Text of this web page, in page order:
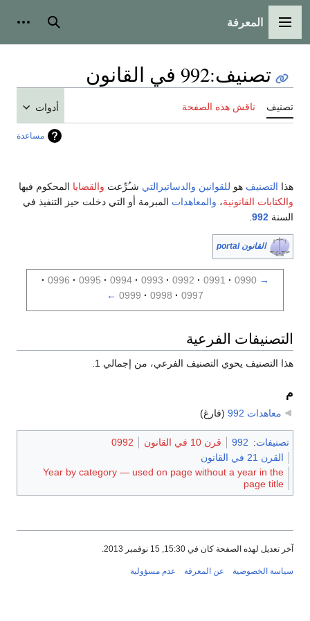
القائمة الرئيسية
المعرفة بحث
تصنيف:992 في القانون
تصنيف ناقش هذه الصفحة أدوات
مساعدة
هذا التصنيف هو للقوانين والدساتيرالتي شـُرِّعت والقضايا المحكوم فيها
والكتابات القانونية، والمعاهدات المبرمة أو التي دخلت حيز التنفيذ في
السنة 992
القانون portal
→
0990
0991
0992
0993
0994
0995
0996
0997
0998
0999
←
التصنيفات الفرعية
هذا التصنيف يحوي التصنيف الفرعي، من إجمالي 1.
م
معاهدات 992 (فارغ)
تصنيفات:
992 قرن 10 في القانون
0992
القرن 21 في القانون
Year by category — used on page without a year in the
page title
آخر تعديل لهذه الصفحة كان في 15:30, 15 نوفمبر 2013.
سياسة الخصوصية عن المعرفة عدم مسؤولية